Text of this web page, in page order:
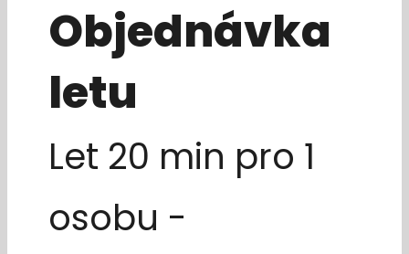
Objednávka
letu
Let 20 min pro 1
osobu -